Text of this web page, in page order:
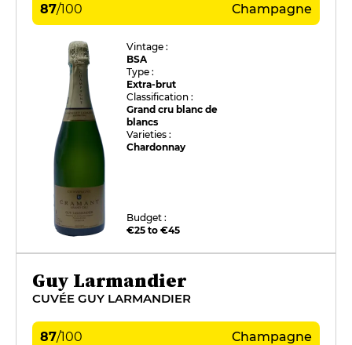
87/100 Champagne
Vintage :
BSA
Type :
Extra-brut
Classification :
Grand cru blanc de
blancs
Varieties :
Chardonnay
Budget :
€25 to €45
Guy Larmandier
CUVÉE GUY LARMANDIER
87/100 Champagne